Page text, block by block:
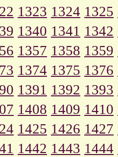
1323 1324 1325
1340 1341 1342
1357 1358 1359
1374 1375 1376
1391 1392 1393
1408 1409 1410
1425 1426 1427
1442 1443 1444